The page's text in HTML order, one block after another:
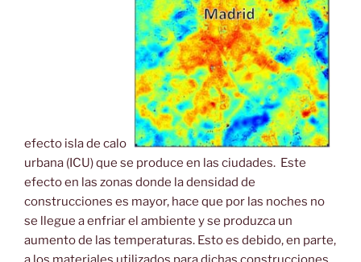
efecto isla de calor
urbana (ICU) que se produce en las ciudades. Este
efecto en las zonas donde la densidad de
construcciones es mayor, hace que por las noches no
se llegue a enfriar el ambiente y se produzca un
aumento de las temperaturas. Esto es debido, en parte,